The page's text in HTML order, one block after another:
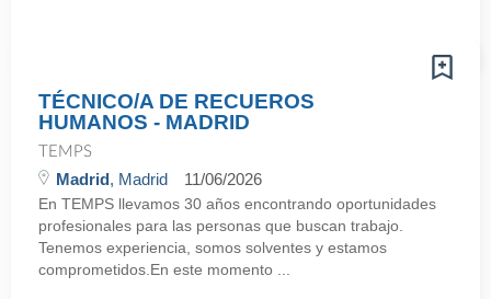
TÉCNICO/A DE RECUEROS
HUMANOS - MADRID
TEMPS
Madrid, Madrid 11/06/2026
En TEMPS llevamos 30 años encontrando oportunidades
profesionales para las personas que buscan trabajo.
Tenemos experiencia, somos solventes y estamos
comprometidos.En este momento ...